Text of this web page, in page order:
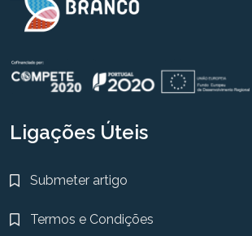
Ligações Úteis
Submeter artigo
Termos e Condições